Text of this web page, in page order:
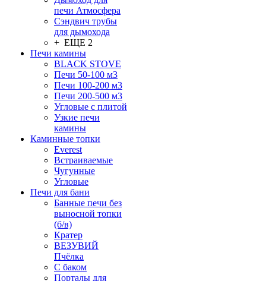
печи Атмосфера
Сэндвич трубы
для дымохода
+ ЕЩЕ 2
Печи камины
BLACK STOVE
Печи 50-100 м3
Печи 100-200 м3
Печи 200-500 м3
Угловые с плитой
Узкие печи
камины
Каминные топки
Everest
Встраиваемые
Чугунные
Угловые
Печи для бани
Банные печи без
выносной топки
(б/в)
Кратер
ВЕЗУВИЙ
Пчёлка
С баком
Порталы для